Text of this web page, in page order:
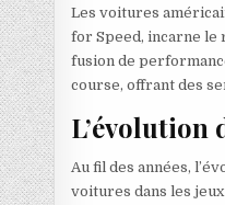
Les voitures
for Speed, incarne le
fusion de
course, offrant des
L’évolution
Au fil des années,
voitures dans les